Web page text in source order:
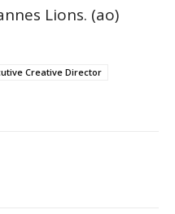
Lions. (ao)
Creative Director